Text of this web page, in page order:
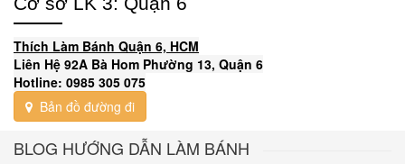
Cơ sở LK 3: Quận 6
Thích Làm Bánh Quận 6, HCM
Liên Hệ 92A Bà Hom Phường 13, Quận 6
Hotline: 0985 305 075
Bản đồ đường đi